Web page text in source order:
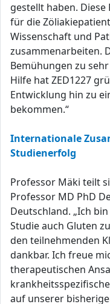
gestellt haben.
für die
Wissenschaft und
zusammenarbeiten.
Bemühungen zu
Hilfe hat ZED1227
Entwicklung hin zu
bekommen.“
Internationale
Studienerfolg
Professor Mäki teilt
Professor MD PhD
Deutschland. „Ich
Studie auch Gluten
den teilnehmenden
dankbar. Ich freue
therapeutischen
auf unserer